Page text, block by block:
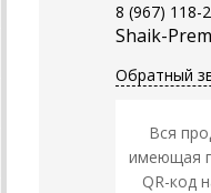
8 (967) 118-
Shaik-
Обратный
Вся
имеющая
QR-код